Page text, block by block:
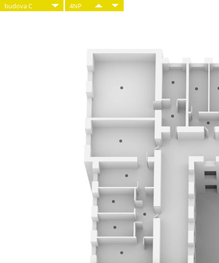
budova C 4NP